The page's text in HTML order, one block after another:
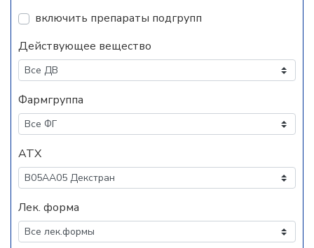
включить препараты подгрупп
Действующее вещество
Фармгруппа
АТХ
Лек. форма